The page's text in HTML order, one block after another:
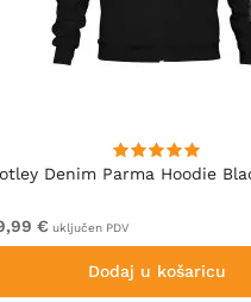
Denim Parma Hoodie
€ uključen PDV
Dodaj u košaricu